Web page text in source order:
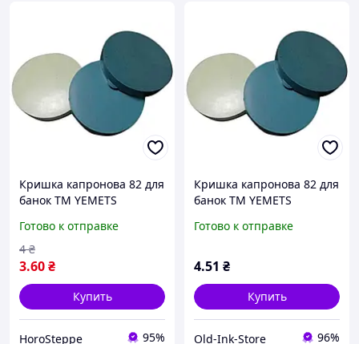
Кришка капронова 82 для
банок ТМ YEMETS
Готово к отправке
3.60₴
4 ₴
Купить
HoroSteppe 95%
Кришка капронова 82 для
банок ТМ YEMETS
Готово к отправке
4.51 ₴
Купить
Old-Ink-Store 96%